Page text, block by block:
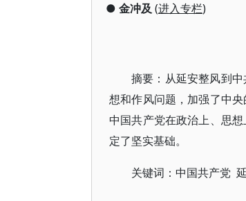
● 金冲及 (进入专栏)
摘要：从延安整风到
想和作风问题，加强了中
中国共产党在政治上、思
定了坚实基础。
关键词：中国共产党